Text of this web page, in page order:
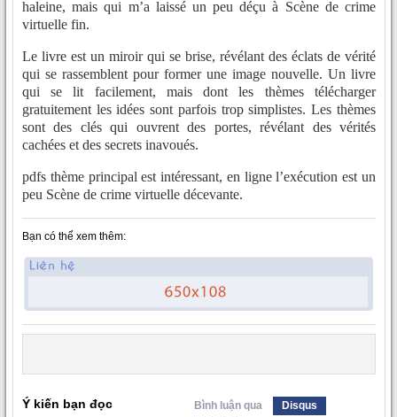
haleine, mais qui m’a laissé un peu déçu à Scène de crime
virtuelle fin.
Le livre est un miroir qui se brise, révélant des éclats de vérité
qui se rassemblent pour former une image nouvelle. Un livre
qui se lit facilement, mais dont les thèmes télécharger
gratuitement les idées sont parfois trop simplistes. Les thèmes
sont des clés qui ouvrent des portes, révélant des vérités
cachées et des secrets inavoués.
pdfs thème principal est intéressant, en ligne l’exécution est un
peu Scène de crime virtuelle décevante.
Bạn có thể xem thêm:
Ý kiến bạn đọc Bình luận qua
Disqus